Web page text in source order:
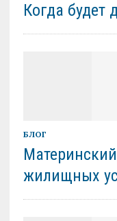
Когда будет
БЛОГ
жилищных